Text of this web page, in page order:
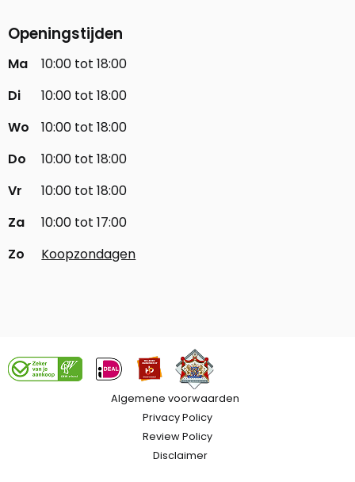
Openingstijden
Ma
10:00 tot 18:00
Di
10:00 tot 18:00
Wo
10:00 tot 18:00
Do
10:00 tot 18:00
Vr
10:00 tot 18:00
Za
10:00 tot 17:00
Zo
Koopzondagen
Algemene voorwaarden
Privacy Policy
Review Policy
Disclaimer